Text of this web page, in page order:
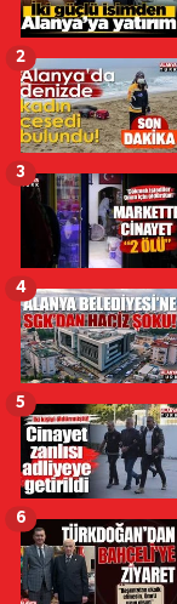
2
3
4
5
6